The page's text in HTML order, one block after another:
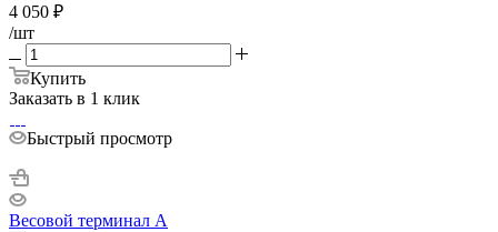
4 050 ₽
/шт
Купить
Заказать в 1 клик
Быстрый просмотр
Весовой терминал A